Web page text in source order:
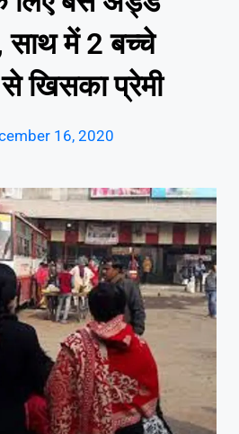
साथ में 2 बच्‍चे
खिसका प्रेमी
16, 2020